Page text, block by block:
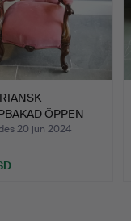
ÖPPEN
I PALI…
20 jun 2024